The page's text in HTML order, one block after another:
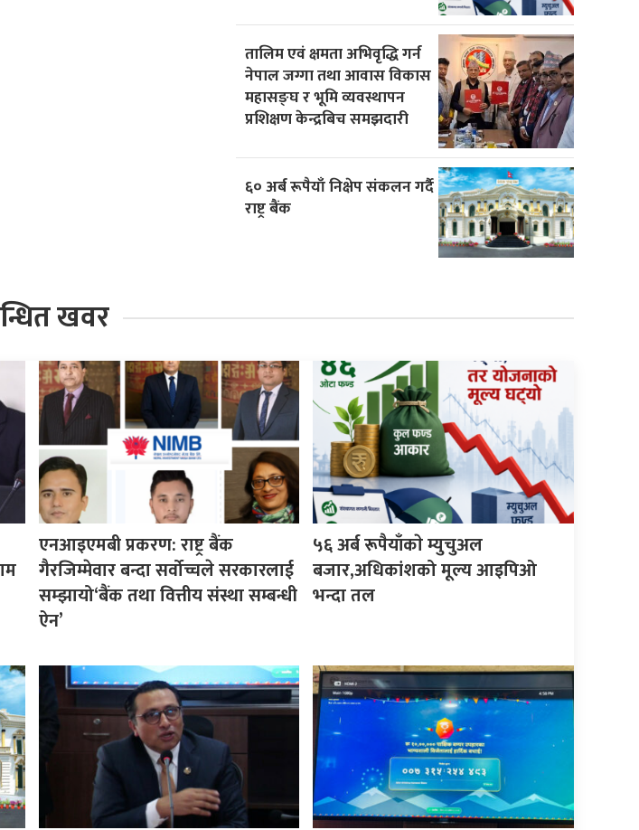
तालिम एवं क्षमता अभिवृद्धि गर्न
नेपाल जग्गा तथा आवास विकास
महासङ्घ र भूमि व्यवस्थापन
प्रशिक्षण केन्द्रबिच समझदारी
६० अर्ब रूपैयाँ निक्षेप संकलन गर्दै
राष्ट्र बैंक
खवर
एनआइएमबी प्रकरण: राष्ट्र बैंक
गैरजिम्मेवार बन्दा सर्वोच्चले सरकारलाई
सम्झायो‘बैंक तथा वित्तीय संस्था सम्बन्धी
ऐन’
५६ अर्ब रूपैयाँकाे म्युचुअल
बजार,अधिकांशको मूल्य आइपिओ
भन्दा तल